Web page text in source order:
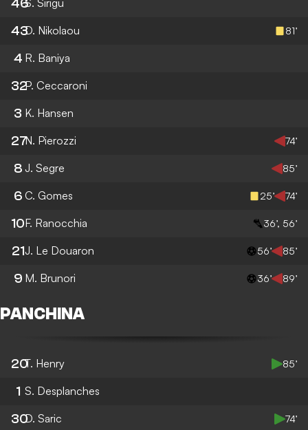
S. Sirigu
43D. Nikolaou 81’
4 R. Baniya
32P. Ceccaroni
3 K. Hansen
27N. Pierozzi 74’
8 J. Segre 85’
6 C. Gomes 25’ 74’
10F. Ranocchia 36’, 56’
21J. Le Douaron 56’ 85’
9 M. Brunori 36’ 89’
PANCHINA
20T. Henry 85’
1 S. Desplanches
30D. Saric 74’